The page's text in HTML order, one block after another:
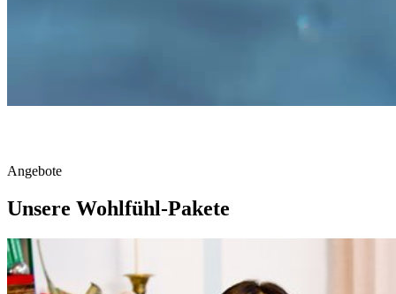
Angebote
Unsere Wohlfühl-Pakete